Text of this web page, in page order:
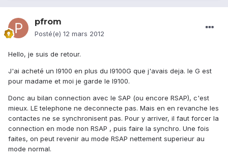
pfrom
Posté(e) 12 mars 2012
Hello, je suis de retour.
J'ai acheté un I9100 en plus du I9100G que j'avais deja. le G est
pour madame et moi je garde le I9100.
Donc au bilan connection avec le SAP (ou encore RSAP), c'est
mieux. LE telephone ne deconnecte pas. Mais en en revanche les
contactes ne se synchronisent pas. Pour y arriver, il faut forcer la
connection en mode non RSAP , puis faire la synchro. Une fois
faites, on peut revenir au mode RSAP nettement superieur au
mode normal.